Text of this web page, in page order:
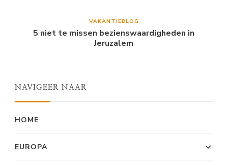
VAKANTIEBLOG
5 niet te missen bezienswaardigheden in
Jeruzalem
NAVIGEER NAAR
HOME
EUROPA